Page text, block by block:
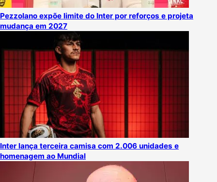
Pezzolano expõe limite do Inter por reforços e projeta
mudança em 2027
Inter lança terceira camisa com 2.006 unidades e
homenagem ao Mundial